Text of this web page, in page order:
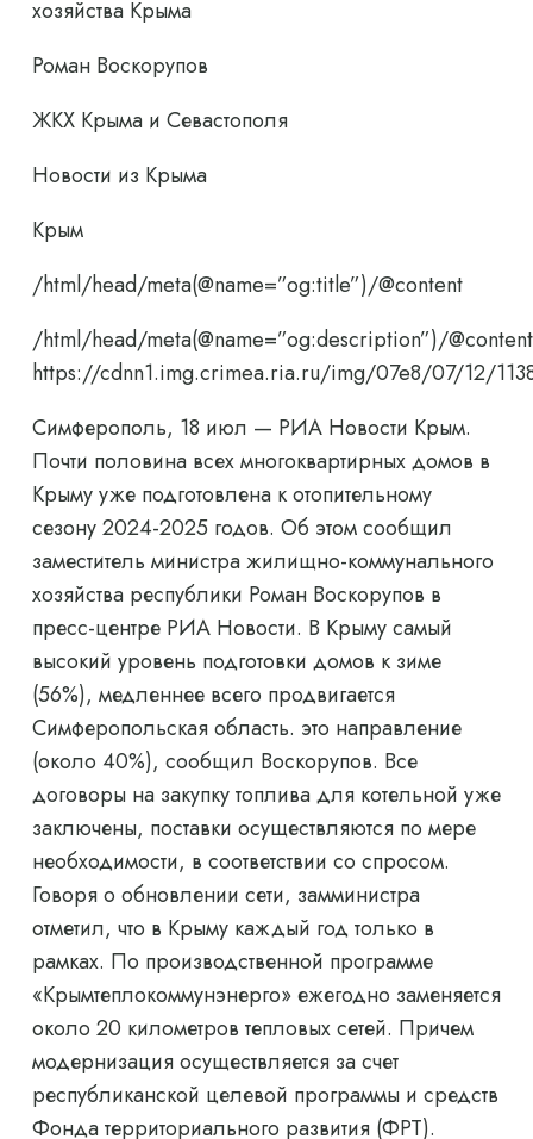
хозяйства Крыма
Роман Воскорупов
ЖКХ Крыма и Севастополя
Новости из Крыма
Крым
/html/head/meta(@name=”og:title”)/@content
/html/head/meta(@name=”og:description”)/@content
https://cdnn1.img.crimea.ria.ru/img/07e8/07/12/
Симферополь, 18 июл — РИА Новости Крым.
Почти половина всех многоквартирных домов в
Крыму уже подготовлена ​​к отопительному
сезону 2024-2025 годов. Об этом сообщил
заместитель министра жилищно-коммунального
хозяйства республики Роман Воскорупов в
пресс-центре РИА Новости. В Крыму самый
высокий уровень подготовки домов к зиме
(56%), медленнее всего продвигается
Симферопольская область. это направление
(около 40%), сообщил Воскорупов. Все
договоры на закупку топлива для котельной уже
заключены, поставки осуществляются по мере
необходимости, в соответствии со спросом.
Говоря о обновлении сети, замминистра
отметил, что в Крыму каждый год только в
рамках. По производственной программе
«Крымтеплокоммунэнерго» ежегодно заменяется
около 20 километров тепловых сетей. Причем
модернизация осуществляется за счет
республиканской целевой программы и средств
Фонда территориального развития (ФРТ).